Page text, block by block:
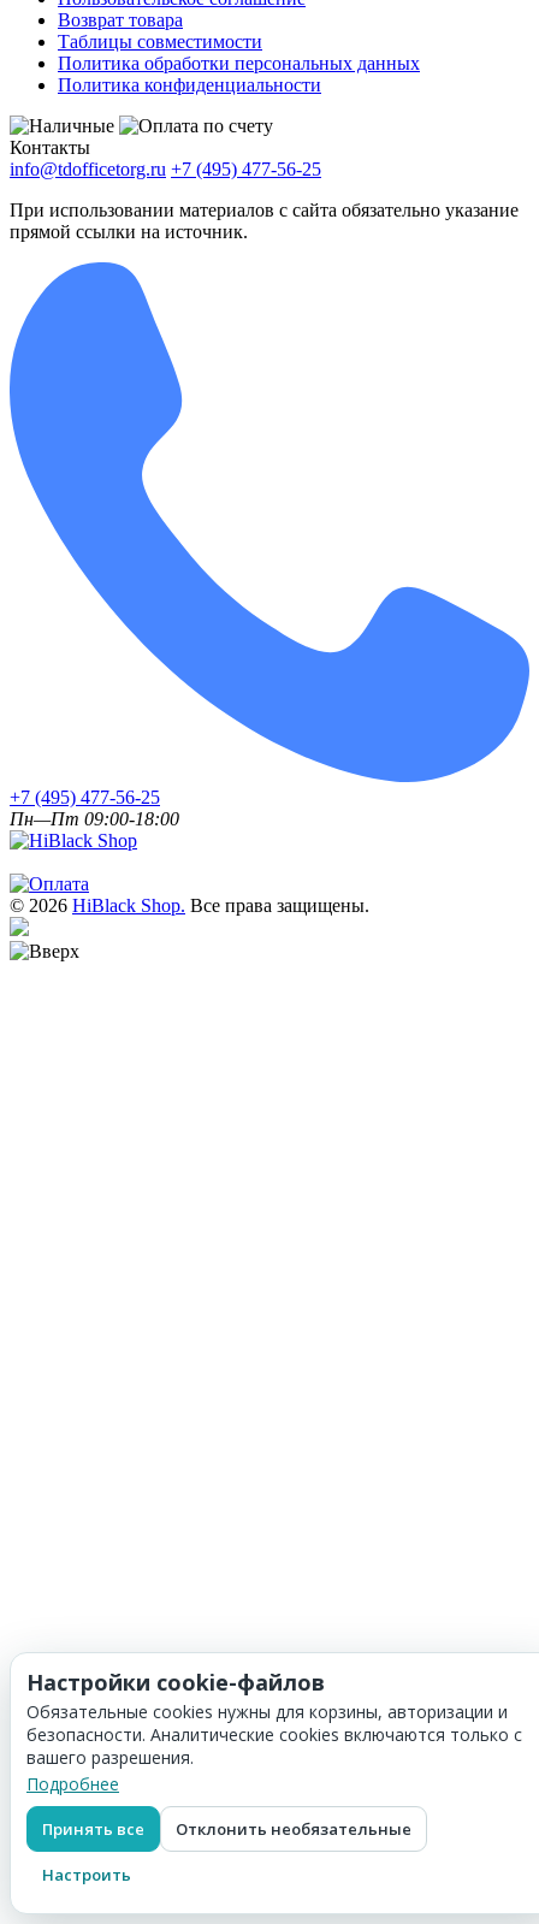
Возврат товара
Таблицы совместимости
Политика обработки персональных данных
Политика конфиденциальности
Контакты
info@tdofficetorg.ru +7 (495) 477-56-25
При использовании материалов с сайта обязательно указание
прямой ссылки на источник.
+7 (495) 477-56-25
Пн—Пт 09:00-18:00
© 2026 HiBlack Shop. Все права защищены.
Настройки cookie-файлов
Обязательные cookies нужны для корзины, авторизации и
безопасности. Аналитические cookies включаются только с
вашего разрешения.
Подробнее
Принять все Отклонить необязательные
Настроить